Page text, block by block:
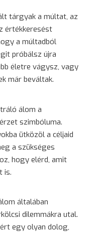
tárgyak a múltat, az
értékkeresést
a múltadból
próbálsz újra
életre vágysz, vagy
már beváltak.
álom a
szimbóluma.
ütközöl a céljaid
a szükséges
hogy elérd, amit
is.
általában
dilemmákra utal.
egy olyan dolog,